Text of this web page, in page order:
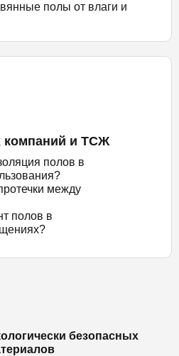
полы от влаги и
и ТСЖ
полов в
между
полов в
безопасных